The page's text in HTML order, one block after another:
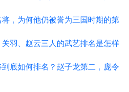
，为何他仍被誉为三国时期的第
关羽、赵云三人的武艺排名是怎样
到底如何排名？赵子龙第二，庞令